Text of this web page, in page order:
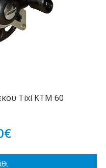
Tixi ΚΤΜ 60